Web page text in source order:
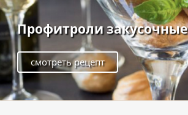
Профитроли закусочные
смотреть рецепт